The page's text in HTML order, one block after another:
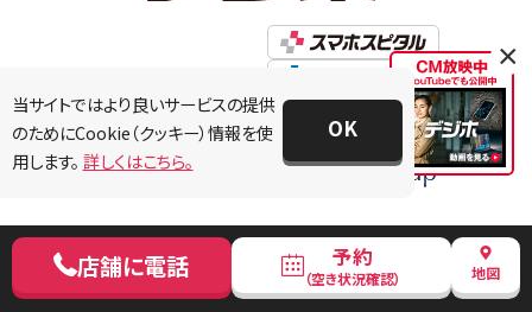
店舗に電話 予約
（空き状況確認） 地図
×
当サイトではより良いサービスの提供
のためにCookie（クッキー）情報を使
用します。 詳しくはこちら。
OK